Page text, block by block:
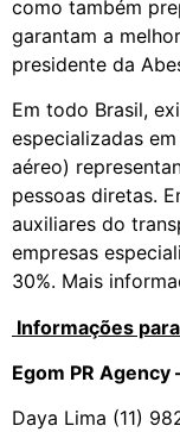
como também
garantam a
presidente da
Em todo Brasil,
especializadas
aéreo)
pessoas diretas.
auxiliares do
empresas
30%. Mais
Informações
Egom PR
Daya Lima (11)